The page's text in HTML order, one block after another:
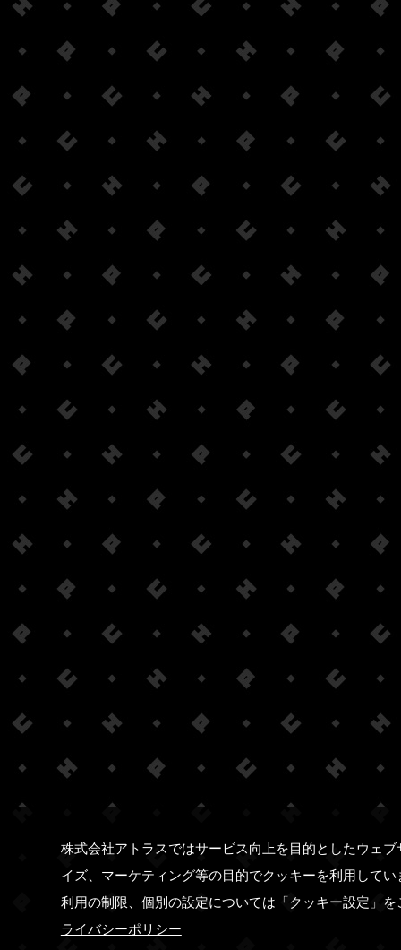
株式会社アトラスではサービス向上を目的としたウェ
イズ、マーケティング等の目的でクッキーを利用して
利用の制限、個別の設定については「クッキー設定」
ライバシーポリシー